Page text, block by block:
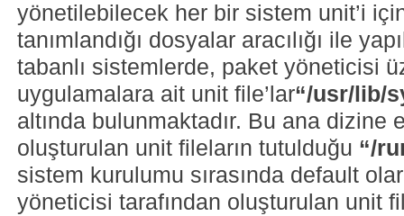
yönetilebilecek her bir sistem unit’i
tanımlandığı dosyalar aracılığı ile
tabanlı sistemlerde, paket yöneticisi
uygulamalara ait unit file’lar“/usr/lib/
altında bulunmaktadır. Bu ana dizine
oluşturulan unit fileların tutulduğu “/
sistem kurulumu sırasında default
yöneticisi tarafından oluşturulan unit